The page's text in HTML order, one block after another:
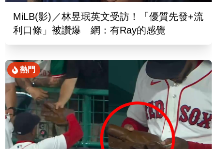
MiLB(影)／林昱珉英文受訪！「優質先發+流
利口條」被讚爆 網：有Ray的感覺
熱門